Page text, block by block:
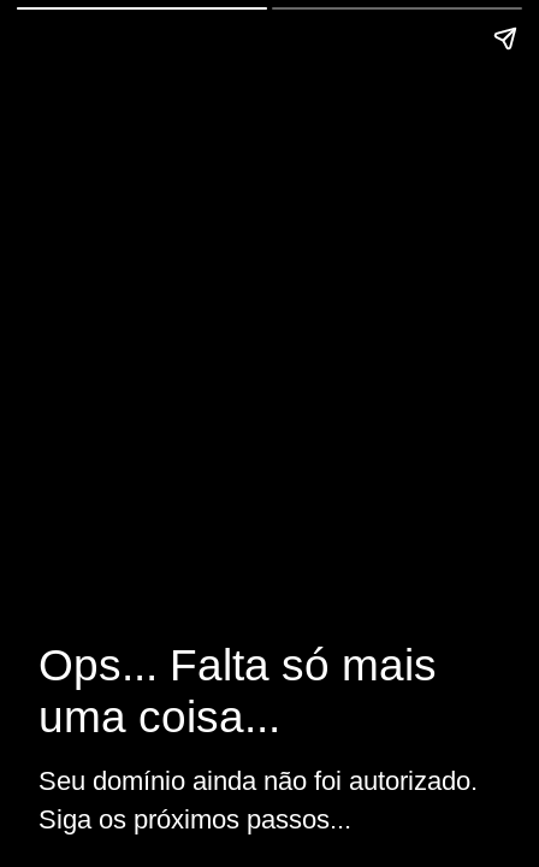
Ops... Falta só mais
uma coisa...
Seu domínio ainda não foi autorizado.
Siga os próximos passos...